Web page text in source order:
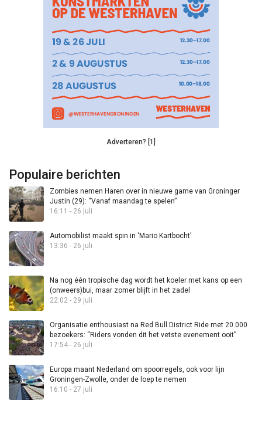
Adverteren? [1]
Populaire berichten
Zombies nemen Haren over in nieuwe game van Groninger
Justin (29): “Vanaf maandag te spelen”
16:11 - 26 juli
Automobilist maakt spin in ‘Mario Kartbocht’
13:36 - 26 juli
Na nog één tropische dag wordt het koeler met kans op een
(onweers)bui, maar zomer blijft in het zadel
22:02 - 29 juli
Organisatie enthousiast na Red Bull District Ride met 20.000
bezoekers: “Riders vonden dit het vetste evenement ooit”
17:54 - 26 juli
Europa maant Nederland om spoorregels, ook voor lijn
Groningen-Zwolle, onder de loep te nemen
16:10 - 27 juli